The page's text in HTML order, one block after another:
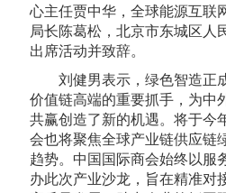
心主任贾中华， 全球能源互联
局长陈葛松，北京市东城区人
出席活动并致辞。
刘健男表示，绿色智造正
价值链高端的重要抓手，为中
共赢创造了新的机遇。将于今
会也将聚焦全球产业链供应链
趋势。中国国际商会始终以服
办此次产业沙龙，旨在精准对